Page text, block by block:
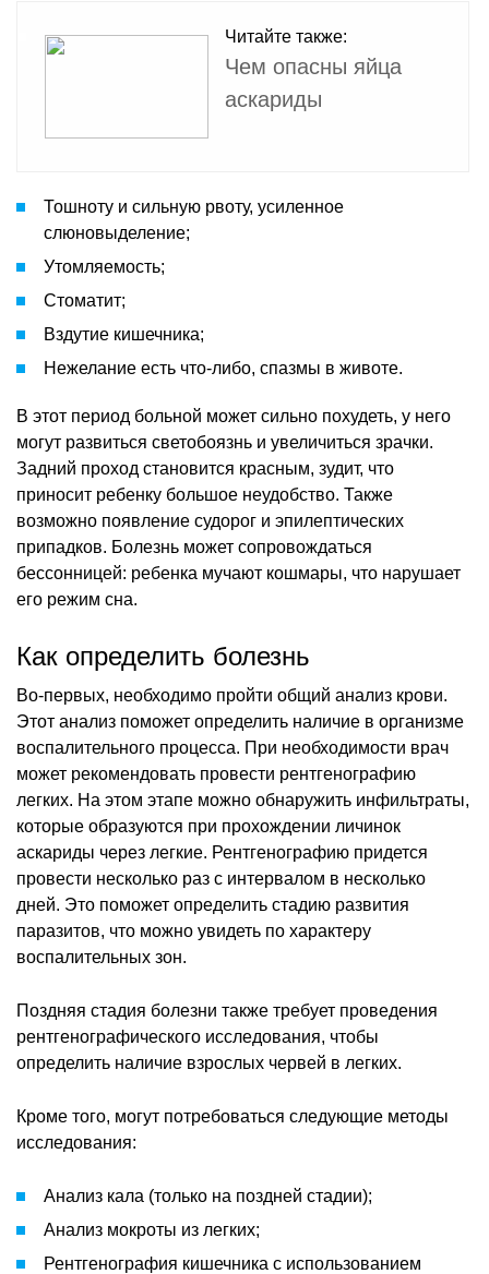
Читайте также:
Чем опасны яйца
аскариды
Тошноту и сильную рвоту, усиленное
слюновыделение;
Утомляемость;
Стоматит;
Вздутие кишечника;
Нежелание есть что-либо, спазмы в животе.
В этот период больной может сильно похудеть, у него
могут развиться светобоязнь и увеличиться зрачки.
Задний проход становится красным, зудит, что
приносит ребенку большое неудобство. Также
возможно появление судорог и эпилептических
припадков. Болезнь может сопровождаться
бессонницей: ребенка мучают кошмары, что нарушает
его режим сна.
Как определить болезнь
Во-первых, необходимо пройти общий анализ крови.
Этот анализ поможет определить наличие в организме
воспалительного процесса. При необходимости врач
может рекомендовать провести рентгенографию
легких. На этом этапе можно обнаружить инфильтраты,
которые образуются при прохождении личинок
аскариды через легкие. Рентгенографию придется
провести несколько раз с интервалом в несколько
дней. Это поможет определить стадию развития
паразитов, что можно увидеть по характеру
воспалительных зон.
Поздняя стадия болезни также требует проведения
рентгенографического исследования, чтобы
определить наличие взрослых червей в легких.
Кроме того, могут потребоваться следующие методы
исследования:
Анализ кала (только на поздней стадии);
Анализ мокроты из легких;
Рентгенография кишечника с использованием